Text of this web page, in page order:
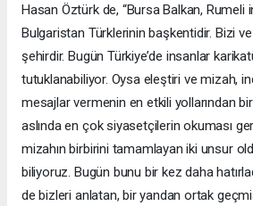
Hasan Öztürk de, “Bursa Balkan, Rumeli
Bulgaristan Türklerinin başkentidir. Bizi ve
şehirdir. Bugün Türkiye’de insanlar
tutuklanabiliyor. Oysa eleştiri ve mizah,
mesajlar vermenin en etkili yollarından
aslında en çok siyasetçilerin okuması
mizahın birbirini tamamlayan iki unsur
biliyoruz. Bugün bunu bir kez daha
de bizleri anlatan, bir yandan ortak